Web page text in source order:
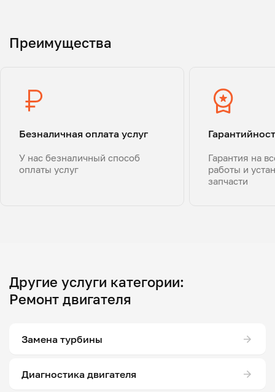
Преимущества
Безналичная оплата услуг
У нас безналичный способ
оплаты услуг
Гарантия на
работы и
запчасти
Другие услуги категории:
Ремонт двигателя
Замена турбины
Диагностика двигателя